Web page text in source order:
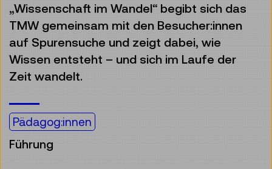
„Wissenschaft im Wandel“ begibt sich das
TMW gemeinsam mit den Besucher:innen
auf Spurensuche und zeigt dabei, wie
Wissen entsteht – und sich im Laufe der
Zeit wandelt.
Pädagog:innen
Führung